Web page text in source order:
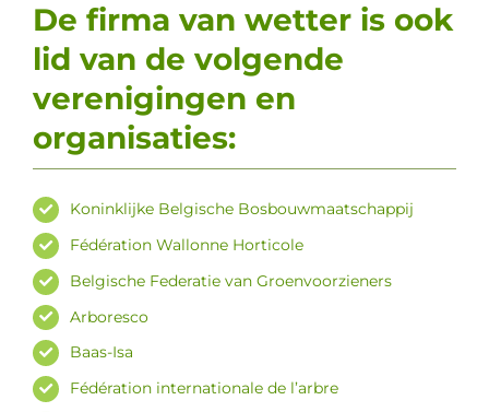
De firma van wetter is ook
lid van de volgende
verenigingen en
organisaties:
Koninklijke Belgische Bosbouwmaatschappij
Fédération Wallonne Horticole
Belgische Federatie van Groenvoorzieners
Arboresco
Baas-Isa
Fédération internationale de l’arbre